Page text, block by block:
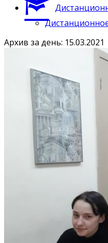
Архив за день: 15.03.2021